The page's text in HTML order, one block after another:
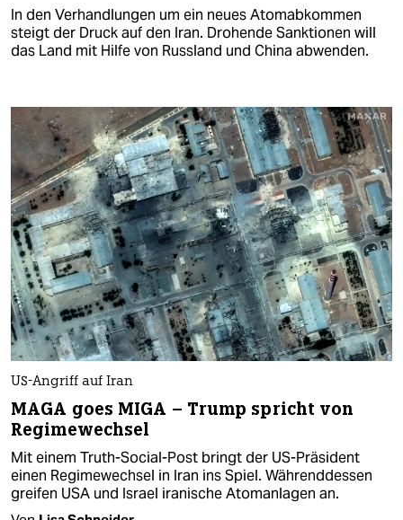
In den Verhandlungen um ein neues Atomabkommen
steigt der Druck auf den Iran. Drohende Sanktionen will
das Land mit Hilfe von Russland und China abwenden.
US-Angriff auf Iran
MAGA goes MIGA – Trump spricht von
Regimewechsel
Mit einem Truth-Social-Post bringt der US-Präsident
einen Regimewechsel in Iran ins Spiel. Währenddessen
greifen USA und Israel iranische Atomanlagen an.